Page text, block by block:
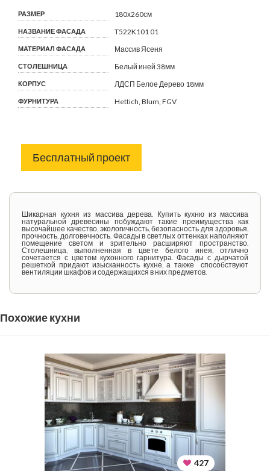
РАЗМЕР 180х260см
НАЗВАНИЕ ФАСАДА T522K101 01
МАТЕРИАЛ ФАСАДА Массив Ясеня
СТОЛЕШНИЦА Белый иней 38мм
КОРПУС ЛДСП Белое Дерево 18мм
ФУРНИТУРА Hettich, Blum, FGV
Бесплатный проект
Шикарная кухня из массива дерева. Купить кухню из массива
натуральной древесины побуждают такие преимущества как
высочайшее качество, экологичность, безопасность для здоровья,
прочность, долговечность. Фасады в светлых оттенках наполняют
помещение светом и зрительно расширяют пространство.
Столешница, выполненная в цвете белого инея, отлично
сочетается с цветом кухонного гарнитура. Фасады с дырчатой
решеткой придают изысканность кухне, а также способствуют
вентиляции шкафов и содержащихся в них предметов.
Похожие кухни
427